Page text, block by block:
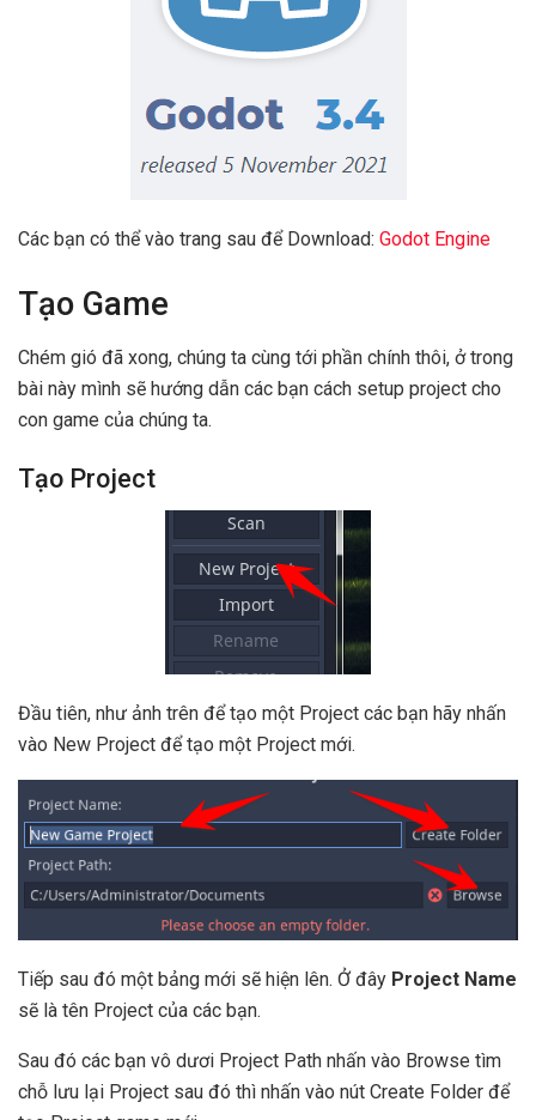
Các bạn có thể vào trang sau để Download: Godot Engine
Tạo Game
Chém gió đã xong, chúng ta cùng tới phần chính thôi, ở trong
bài này mình sẽ hướng dẫn các bạn cách setup project cho
con game của chúng ta.
Tạo Project
Đầu tiên, như ảnh trên để tạo một Project các bạn hãy nhấn
vào New Project để tạo một Project mới.
Tiếp sau đó một bảng mới sẽ hiện lên. Ở đây Project Name
sẽ là tên Project của các bạn.
Sau đó các bạn vô dươi Project Path nhấn vào Browse tìm
chỗ lưu lại Project sau đó thì nhấn vào nút Create Folder để